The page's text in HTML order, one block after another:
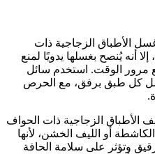
الأطباق الزجاجية ذات
أنه يُنصح بغسلها يدويًا لمنع
مع مرور الوقت. استخدم سائل
كل طبق برفق، مع الحرص
الأطباق الزجاجية ذات الحواف
أو الليف الخشن، لأنها
وتؤثر على سلامة الحافة